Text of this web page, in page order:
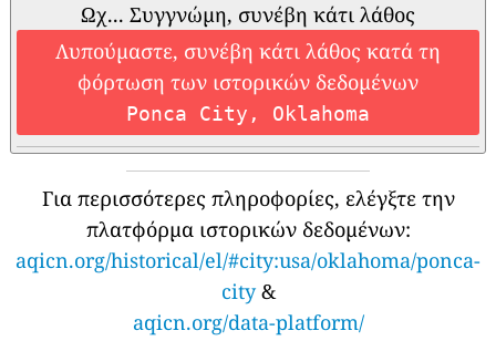
Ωχ... Συγγνώμη, συνέβη κάτι λάθος
Λυπούμαστε, συνέβη κάτι λάθος κατά τη
φόρτωση των ιστορικών δεδομένων
Ponca City, Oklahoma
Για περισσότερες πληροφορίες, ελέγξτε την
πλατφόρμα ιστορικών δεδομένων:
aqicn.org/historical/el/#city:usa/oklahoma/ponca-
city&
aqicn.org/data-platform/